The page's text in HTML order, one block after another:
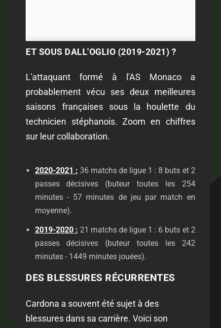
ET SOUS DALL'OGLIO (2019-2021) ?
L'attaquant formé à l'AS Monaco a
probablement vécu ses deux meilleures
saisons françaises sous la houlette du
technicien stéphanois. Zoom en chiffres
sur leur collaboration.
2020-2021 : 36 matchs de ligue 1 : 8 buts et 2
passes décisives (buteur toutes les 254
minutes - 57 minutes de jeu par match en
moyenne).
2019-2020 : 21 matchs de ligue 1 : 6 buts et 2
passes décisives (buteur toutes les 242
minutes - 1449 minutes jouées).
DES BLESSURES RÉCURRENTES
Cardona a souvent été sujet à des
blessures dans sa carrière. Voici son